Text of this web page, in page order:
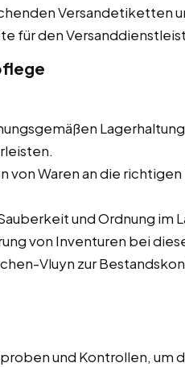
Versandetiketten
für den
von Waren an die
und Ordnung im
von Inventuren bei
Vluyn zur
und Kontrollen, um